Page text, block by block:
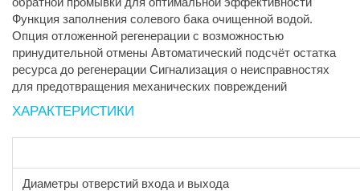
Функция заполнения солевого бака очищенной водой.
Опция отложенной регенерации с возможностью
принудительной отмены Автоматический подсчёт остатка
ресурса до регенерации Сигнализация о неисправностях
для предотвращения механических повреждений
ХАРАКТЕРИСТИКИ
Диаметры отверстий входа и выхода